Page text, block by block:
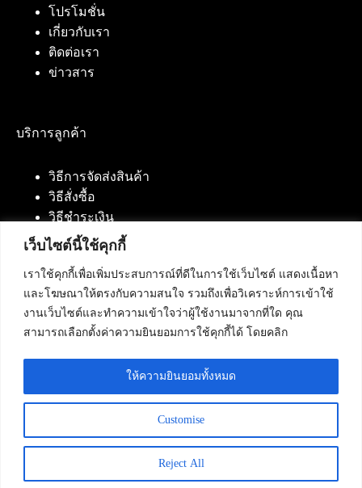
เว็บไซต์นี้ใช้คุกกี้
เราใช้คุกกี้เพื่อเพิ่มประสบการณ์ที่ดีในการใช้เว็บไซต์ แสดงเนื้อหา
และโฆษณาให้ตรงกับความสนใจ รวมถึงเพื่อวิเคราะห์การเข้าใช้
งานเว็บไซต์และทำความเข้าใจว่าผู้ใช้งานมาจากที่ใด คุณ
สามารถเลือกตั้งค่าความยินยอมการใช้คุกกี้ได้ โดยคลิก
Customise
Reject All
ให้ความยินยอมทั้งหมด
โปรโมชั่น
เกี่ยวกับเรา
ติดต่อเรา
ข่าวสาร
บริการลูกค้า
วิธีการจัดส่งสินค้า
วิธีสั่งซื้อ
วิธีชำระเงิน
ติดต่อเรา
บริษัท เน็ทฟิวชั่น คอมมิวนิเคชั่น จำกัด 420/94 ถนน
นัมเบอร์วัน-ราม 2 แขวงดอกไม้, เขตประเวศ
กรุงเทพมหานคร 10250
โทรศัพท์ :084-553-4055,086-309-5259,
Copyright © 2026 - Netfusion Communication Co., Ltd. All